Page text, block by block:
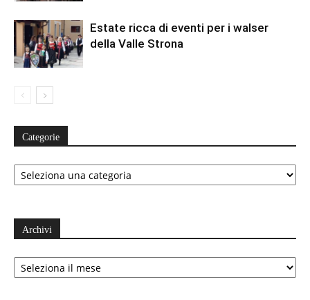
Estate ricca di eventi per i walser
della Valle Strona
Categorie
Categorie
Archivi
Archivi